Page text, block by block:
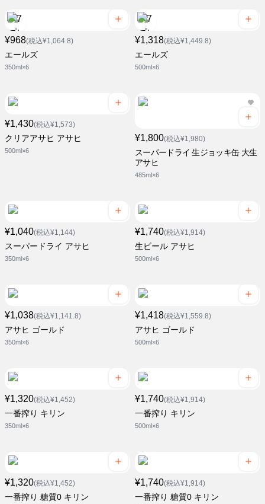
¥968(税込¥1,064.8)
エールズ
350ml×6
¥1,318(税込¥1,449.8)
エールズ
500ml×6
¥1,430(税込¥1,573)
クリアアサヒ アサヒ
500ml×6
¥1,800(税込¥1,980)
スーパードライ 生ジョッキ缶 大生
アサヒ
485ml×6
¥1,040(税込¥1,144)
スーパードライ アサヒ
350ml×6
¥1,740(税込¥1,914)
生ビール アサヒ
500ml×6
¥1,038(税込¥1,141.8)
アサヒ ゴールド
350ml×6
¥1,418(税込¥1,559.8)
アサヒ ゴールド
500ml×6
¥1,320(税込¥1,452)
一番搾り キリン
350ml×6
¥1,740(税込¥1,914)
一番搾り キリン
500ml×6
¥1,320(税込¥1,452)
一番搾り 糖質0 キリン
¥1,740(税込¥1,914)
一番搾り 糖質0 キリン